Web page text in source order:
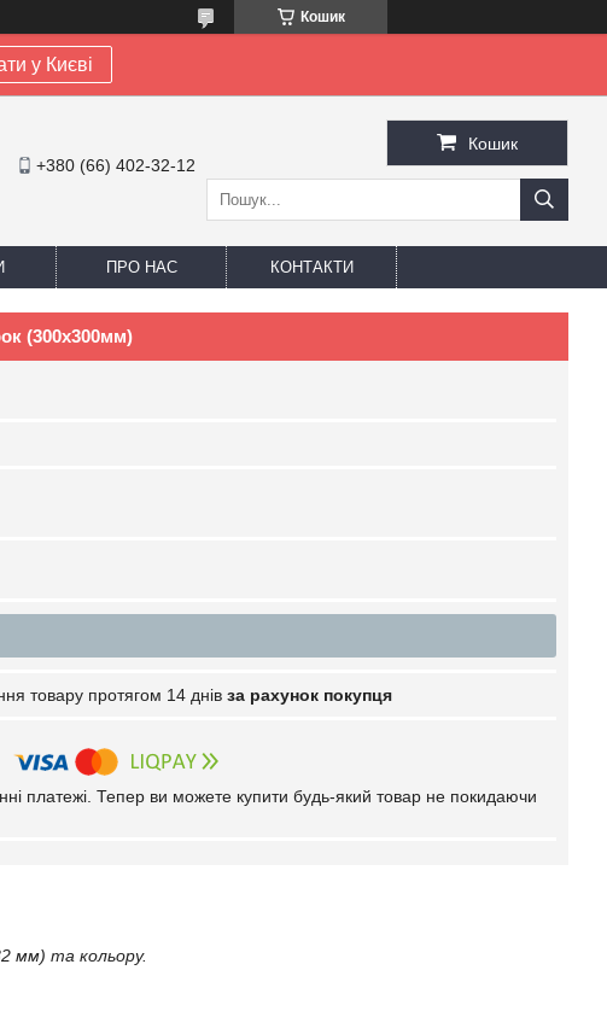
Кошик
у Києві
+380 (66) 402-32-12
Кошик
ПРО НАС КОНТАКТИ
(300х300мм)
товару протягом 14 днів за рахунок покупця
платежі. Тепер ви можете купити будь-який товар не покидаючи
мм) та кольору.